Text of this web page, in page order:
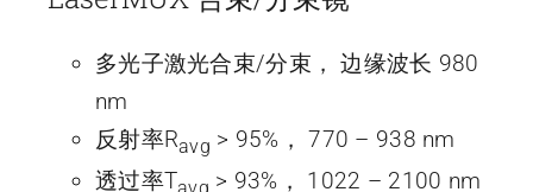
多光子激光合束/分束， 边缘波长 980
nm
反射率Ravg > 95%， 770 – 938 nm
透过率T
> 93%， 1022 – 2100 nm